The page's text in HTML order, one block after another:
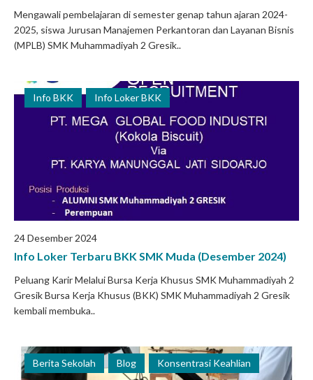
Mengawali pembelajaran di semester genap tahun ajaran 2024-
2025, siswa Jurusan Manajemen Perkantoran dan Layanan Bisnis
(MPLB) SMK Muhammadiyah 2 Gresik..
Info BKK Info Loker BKK
24 Desember 2024
Info Loker Terbaru BKK SMK Muda (Desember 2024)
Peluang Karir Melalui Bursa Kerja Khusus SMK Muhammadiyah 2
Gresik Bursa Kerja Khusus (BKK) SMK Muhammadiyah 2 Gresik
kembali membuka..
Berita Sekolah Blog Konsentrasi Keahlian